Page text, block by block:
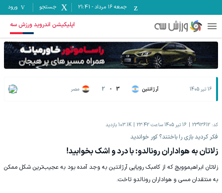
جمعه ۱۶ مرداد -
21:41 جستجو ورود
اپلیکیشن اندروید ورزش سه
16 تیر 1405 آرژانتین 3
-
2 مصر
کد: 2393612 16 تیر 1405 ساعت 23:42 103.1K بازدید
فکر کردید بازی را باختند؟ کور خواندید
زلاتان به هواداران رونالدو: با درد و اشک بخوابید!
زلاتان ابراهیموویچ که از کامبک رویایی آرژانتین به وجد آمده بود به عجیب‌ترین شکل ممکن
به منتقدان مسی و هواداران رونالدو تاخت.